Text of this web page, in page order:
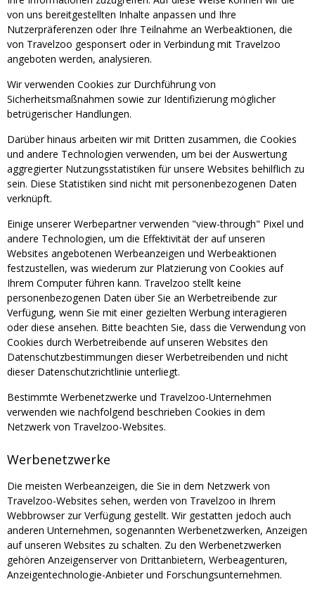
von uns bereitgestellten Inhalte anpassen und Ihre
Nutzerpräferenzen oder Ihre Teilnahme an Werbeaktionen, die
von Travelzoo gesponsert oder in Verbindung mit Travelzoo
angeboten werden, analysieren.
Wir verwenden Cookies zur Durchführung von
Sicherheitsmaßnahmen sowie zur Identifizierung möglicher
betrügerischer Handlungen.
Darüber hinaus arbeiten wir mit Dritten zusammen, die Cookies
und andere Technologien verwenden, um bei der Auswertung
aggregierter Nutzungsstatistiken für unsere Websites behilflich zu
sein. Diese Statistiken sind nicht mit personenbezogenen Daten
verknüpft.
Einige unserer Werbepartner verwenden "view-through" Pixel und
andere Technologien, um die Effektivität der auf unseren
Websites angebotenen Werbeanzeigen und Werbeaktionen
festzustellen, was wiederum zur Platzierung von Cookies auf
Ihrem Computer führen kann. Travelzoo stellt keine
personenbezogenen Daten über Sie an Werbetreibende zur
Verfügung, wenn Sie mit einer gezielten Werbung interagieren
oder diese ansehen. Bitte beachten Sie, dass die Verwendung von
Cookies durch Werbetreibende auf unseren Websites den
Datenschutzbestimmungen dieser Werbetreibenden und nicht
dieser Datenschutzrichtlinie unterliegt.
Bestimmte Werbenetzwerke und Travelzoo-Unternehmen
verwenden wie nachfolgend beschrieben Cookies in dem
Netzwerk von Travelzoo-Websites.
Werbenetzwerke
Die meisten Werbeanzeigen, die Sie in dem Netzwerk von
Travelzoo-Websites sehen, werden von Travelzoo in Ihrem
Webbrowser zur Verfügung gestellt. Wir gestatten jedoch auch
anderen Unternehmen, sogenannten Werbenetzwerken, Anzeigen
auf unseren Websites zu schalten. Zu den Werbenetzwerken
gehören Anzeigenserver von Drittanbietern, Werbeagenturen,
Anzeigentechnologie-Anbieter und Forschungsunternehmen.